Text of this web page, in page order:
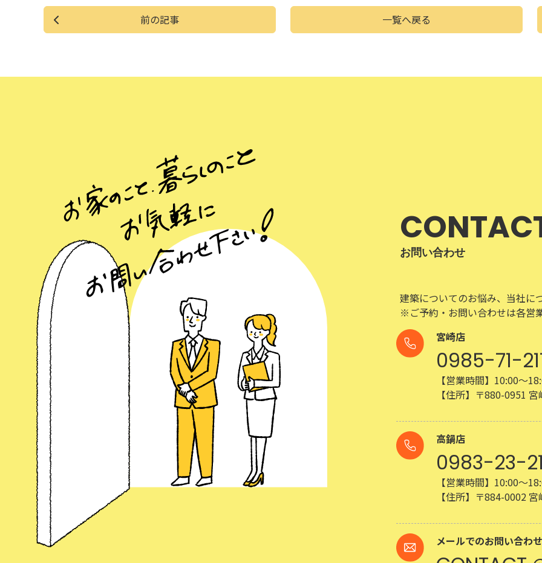
前の記事 一覧へ戻る
お問い合わせ
建築についてのお悩み、当社に
※ご予約・お問い合わせは各営
宮崎店
0985-71-
【営業時間】10:00～
【住所】〒880-0951
高鍋店
0983-23-
【営業時間】10:00～
【住所】〒884-0002
メールでのお問い合わ